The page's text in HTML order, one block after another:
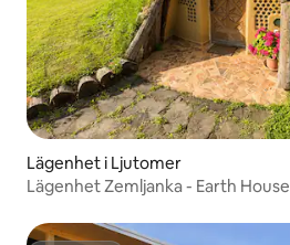
Lägenhet i Ljutomer
Lägenhet Zemljanka - Earth House